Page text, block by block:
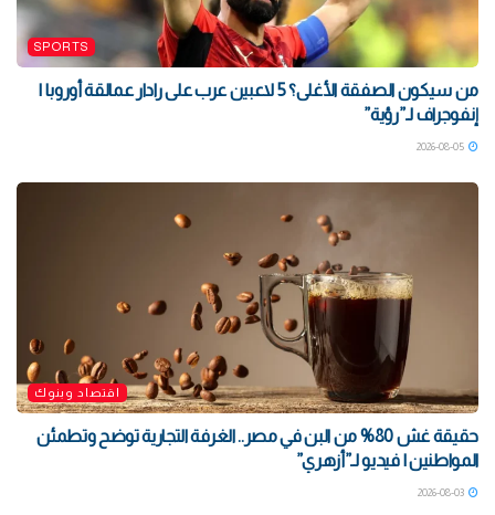
SPORTS
من سيكون الصفقة الأغلى؟ 5 لاعبين عرب على رادار عمالقة أوروبا |
إنفوجراف لـ”رؤية”
اقتصاد وبنوك
حقيقة غش 80% من البن في مصر.. الغرفة التجارية توضح وتطمئن
المواطنين | فيديو لـ”أزهري”